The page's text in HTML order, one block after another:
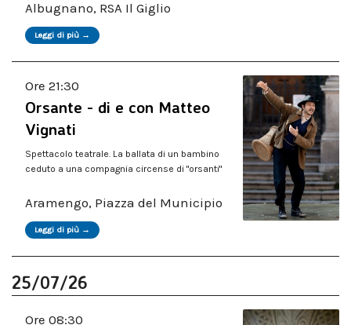
Albugnano, RSA Il Giglio
Leggi di più →
Ore 21:30
Orsante - di e con Matteo
Vignati
Spettacolo teatrale. La ballata di un bambino
ceduto a una compagnia circense di "orsanti"
Aramengo, Piazza del Municipio
Leggi di più →
25/07/26
Ore 08:30